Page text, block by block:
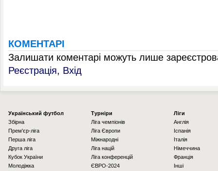
КОМЕНТАРІ
Залишати коментарі можуть лише
Реєстрація, Вхід
Українcький футбол
Збірна
Прем'єр-ліга
Перша ліга
Друга ліга
Кубок України
Молодіжка
Турніри
Ліга чемпіонів
Ліга Європи
Міжнародні
Ліга націй
Ліга конференцій
ЄВРО-2024
Ліги
Англія
Іспанія
Італія
Німеччина
Франція
Інші